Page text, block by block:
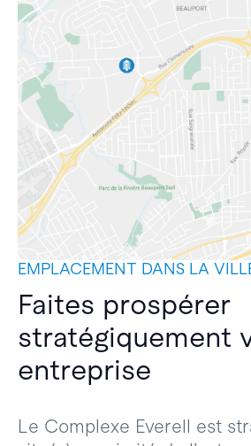
EMPLACEMENT DANS LA
Faites prospérer
stratégiquement
entreprise
Le Complexe Everell est